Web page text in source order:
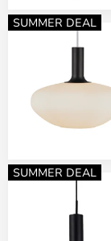
SUMMER DEAL
SUMMER DEAL